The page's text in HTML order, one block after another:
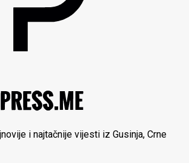
i najtačnije vijesti iz Gusinja, Crne